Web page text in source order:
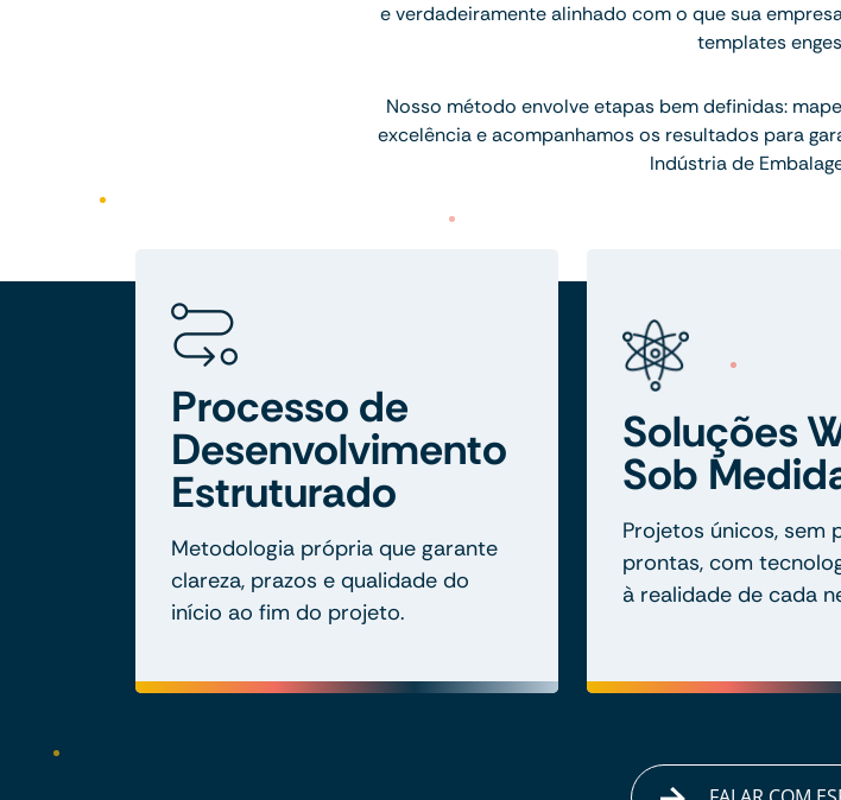
e verdadeiramente alinhado com o que sua
templates
Nosso método envolve etapas bem definidas:
excelência e acompanhamos os resultados para
Indústria de
Processo de
Desenvolvimento
Estruturado
Metodologia própria que garante
clareza, prazos e qualidade do
início ao fim do projeto.
Soluções
Sob
Projetos únicos, sem
prontas, com
à realidade de cada